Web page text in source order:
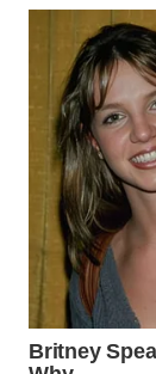
TANJUNG
LESUNG
WN
KARO
WN
SIMALUNGUN
WN
LABUHANBATU